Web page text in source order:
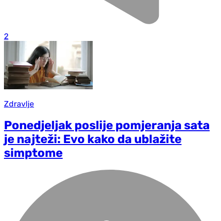
2
Zdravlje
Ponedjeljak poslije pomjeranja sata
je najteži: Evo kako da ublažite
simptome